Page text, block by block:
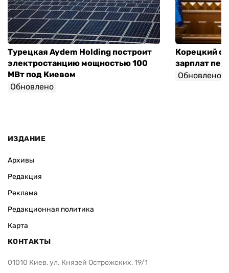
Турецкая Aydem Holding построит
электростанцию мощностью 100
МВт под Киевом
Обновлено
Корецкий
зарплат
Обновлено
ИЗДАНИЕ
Архивы
Редакция
Реклама
Редакционная политика
Карта
КОНТАКТЫ
01010 Киев, ул. Князей Острожских, 19/1